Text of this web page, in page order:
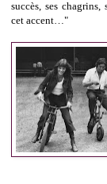
succès, ses chagrins,
cet accent…"